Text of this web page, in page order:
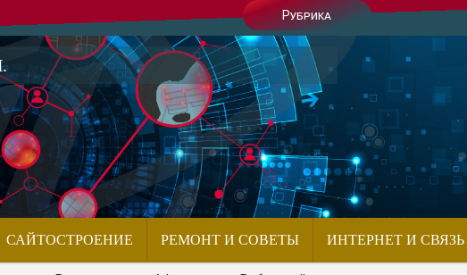
Рубрика
САЙТОСТРОЕНИЕ РЕМОНТ И СОВЕТЫ ИНТЕРНЕТ И СВЯЗЬ